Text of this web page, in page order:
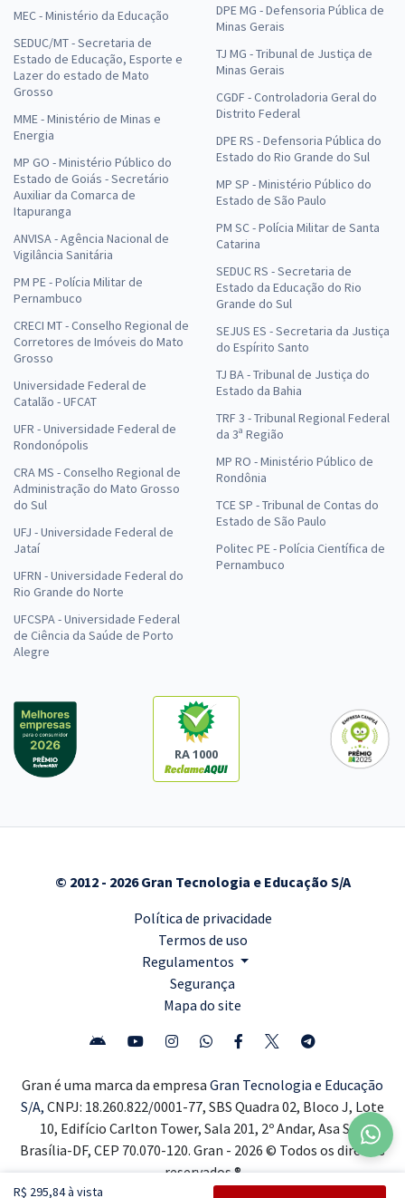
R$ 295,84 à vista
MEC - Ministério da Educação
SEDUC/MT - Secretaria de
Estado de Educação, Esporte e
Lazer do estado de Mato
Grosso
MME - Ministério de Minas e
Energia
MP GO - Ministério Público do
Estado de Goiás - Secretário
Auxiliar da Comarca de
Itapuranga
ANVISA - Agência Nacional de
Vigilância Sanitária
PM PE - Polícia Militar de
Pernambuco
CRECI MT - Conselho Regional de
Corretores de Imóveis do Mato
Grosso
Universidade Federal de
Catalão - UFCAT
UFR - Universidade Federal de
Rondonópolis
CRA MS - Conselho Regional de
Administração do Mato Grosso
do Sul
UFJ - Universidade Federal de
Jataí
UFRN - Universidade Federal do
Rio Grande do Norte
UFCSPA - Universidade Federal
de Ciência da Saúde de Porto
Alegre
DPE MG - Defensoria Pública de
Minas Gerais
TJ MG - Tribunal de Justiça de
Minas Gerais
CGDF - Controladoria Geral do
Distrito Federal
DPE RS - Defensoria Pública do
Estado do Rio Grande do Sul
MP SP - Ministério Público do
Estado de São Paulo
PM SC - Polícia Militar de Santa
Catarina
SEDUC RS - Secretaria de
Estado da Educação do Rio
Grande do Sul
SEJUS ES - Secretaria da Justiça
do Espírito Santo
TJ BA - Tribunal de Justiça do
Estado da Bahia
TRF 3 - Tribunal Regional Federal
da 3ª Região
MP RO - Ministério Público de
Rondônia
TCE SP - Tribunal de Contas do
Estado de São Paulo
Politec PE - Polícia Científica de
Pernambuco
RA 1000
© 2012 - 2026 Gran Tecnologia e Educação S/A
Política de privacidade
Termos de uso
Regulamentos
Segurança
Mapa do site
Gran é uma marca da empresa Gran Tecnologia e Educação
S/A, CNPJ: 18.260.822/0001-77, SBS Quadra 02, Bloco J, Lote
10, Edifício Carlton Tower, Sala 201, 2º Andar, Asa Sul,
Brasília-DF, CEP 70.070-120. Gran - 2026 © Todos os direitos
reservados ®